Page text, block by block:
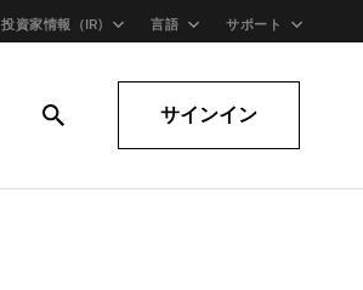
投資家情報（IR) 言語 サポート
サインイン